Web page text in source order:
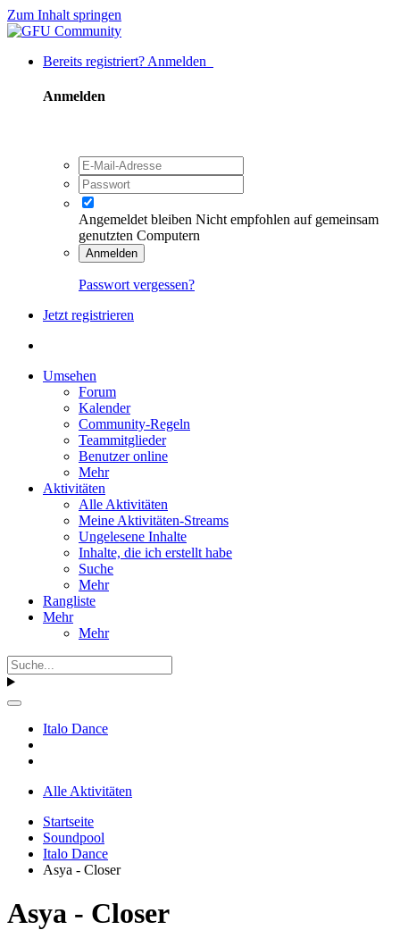
Zum Inhalt springen
Bereits registriert? Anmelden
Anmelden
Angemeldet bleiben Nicht empfohlen auf gemeinsam
genutzten Computern
Anmelden
Passwort vergessen?
Jetzt registrieren
Umsehen
Forum
Kalender
Community-Regeln
Teammitglieder
Benutzer online
Mehr
Aktivitäten
Alle Aktivitäten
Meine Aktivitäten-Streams
Ungelesene Inhalte
Inhalte, die ich erstellt habe
Suche
Mehr
Rangliste
Mehr
Mehr
Italo Dance
Alle Aktivitäten
Startseite
Soundpool
Italo Dance
Asya - Closer
Asya - Closer